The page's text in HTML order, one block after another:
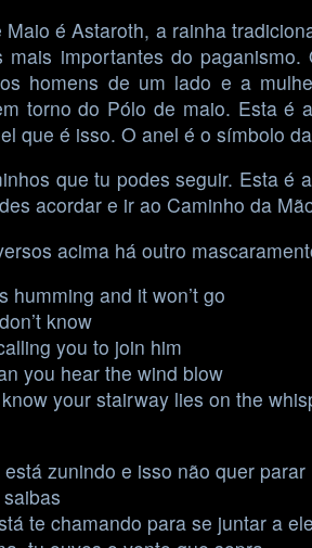
é Astaroth, a rainha
mais importantes do
homens de um lado e a
torno do Pólo de maio. Esta é
que é isso. O anel é o símbolo
que tu podes seguir. Esta é
acordar e ir ao Caminho da
acima há outro
humming and it won’t go
know
you to join him
you hear the wind blow
your stairway lies on the
está zunindo e isso não quer parar
te chamando para se juntar a ele